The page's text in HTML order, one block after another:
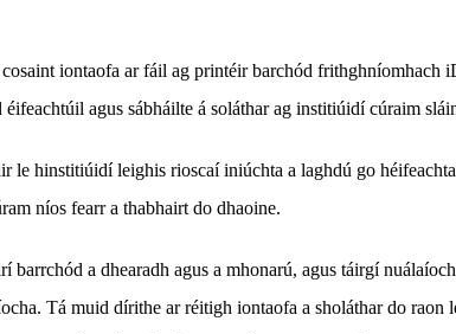
iontaofa ar fáil ag printéir barchód frithghníomhach
agus sábháilte á soláthar ag institiúidí cúraim
le hinstitiúidí leighis rioscaí iniúchta a laghdú go
níos fearr a thabhairt do dhaoine.
barrchód a dhearadh agus a mhonarú, agus táirgí
Tá muid dírithe ar réitigh iontaofa a sholáthar do raon